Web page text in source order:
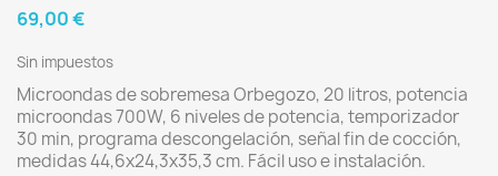
69,00 €
Sin impuestos
Microondas de sobremesa Orbegozo, 20 litros, potencia
microondas 700W, 6 niveles de potencia, temporizador
30 min, programa descongelación, señal fin de cocción,
medidas 44,6x24,3x35,3 cm. Fácil uso e instalación.